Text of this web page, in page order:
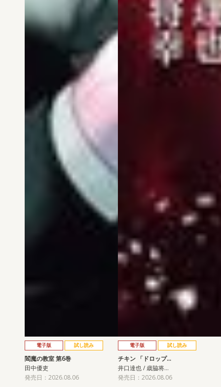
電子版 試し読み
閻魔の教室 第6巻
田中優吏
発売日：2026.08.06
電子版 試し読み
チキン 「ドロップ…
井口達也 / 歳脇将…
発売日：2026.08.06